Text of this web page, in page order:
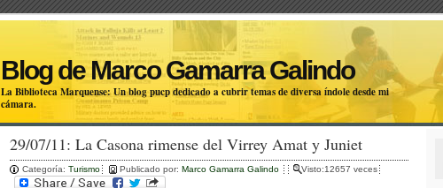
Blog de Marco Gamarra Galindo
La Biblioteca Marquense: Un blog pucp dedicado a cubrir temas de diversa índole desde mi
cámara.
29/07/11: La Casona rimense del Virrey Amat y Juniet
Categoría: Turismo Publicado por: Marco Gamarra Galindo Visto:12657 veces